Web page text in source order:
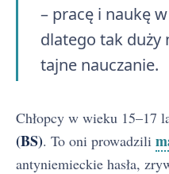
– pracę i naukę
dlatego tak duży
tajne nauczanie.
Chłopcy w wieku 15–17
(BS). To oni prowadzili
antyniemieckie hasła,